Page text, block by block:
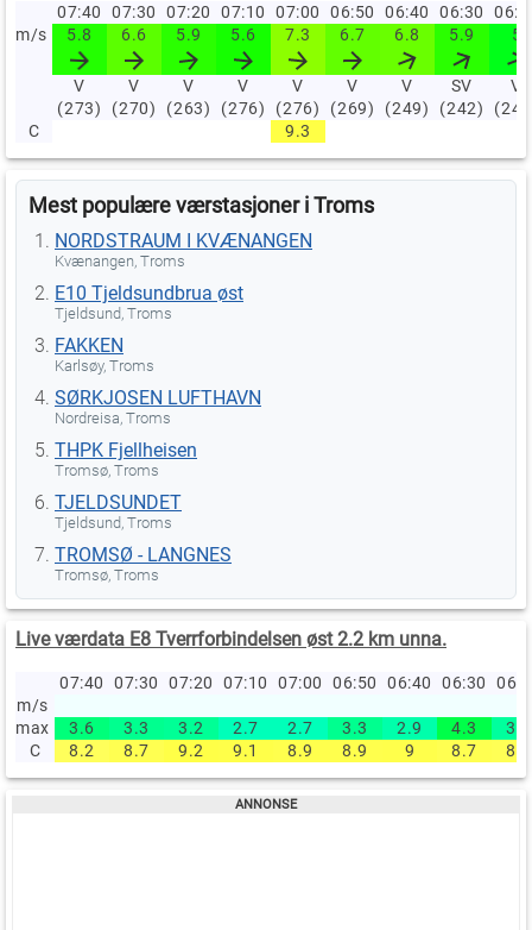
07:40 07:30 07:20 07:10 07:00 06:50 06:40 06:30
m/s
5.8 6.6 5.9 5.6 7.3 6.7 6.8 5.9 5
V
(273)
V
(270)
V
(263)
V
(276)
V
(276)
V
(269)
V
(249)
SV
(242)
V
C
9.3
Mest populære værstasjoner i Troms
NORDSTRAUM I KVÆNANGEN
Kvænangen, Troms
E10 Tjeldsundbrua øst
Tjeldsund, Troms
FAKKEN
Karlsøy, Troms
SØRKJOSEN LUFTHAVN
Nordreisa, Troms
THPK Fjellheisen
Tromsø, Troms
TJELDSUNDET
Tjeldsund, Troms
TROMSØ - LANGNES
Tromsø, Troms
Live værdata E8 Tverrforbindelsen øst 2.2 km unna.
07:40 07:30 07:20 07:10 07:00 06:50 06:40 06:30
m/s
max
3.6 3.3 3.2 2.7 2.7 3.3 2.9 4.3
3.1
C
8.2 8.7 9.2 9.1 8.9 8.9 9 8.7 8.5